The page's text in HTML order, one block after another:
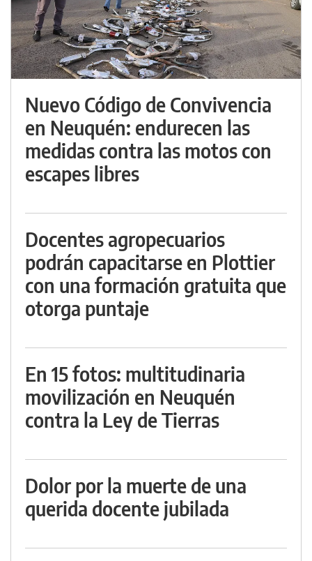
Nuevo Código de Convivencia
en Neuquén: endurecen las
medidas contra las motos con
escapes libres
Docentes agropecuarios
podrán capacitarse en Plottier
con una formación gratuita que
otorga puntaje
En 15 fotos: multitudinaria
movilización en Neuquén
contra la Ley de Tierras
Dolor por la muerte de una
querida docente jubilada